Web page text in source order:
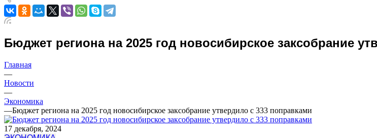
Бюджет региона на 2025 год новосибирское заксобрание
Главная
—
Новости
—
Экономика
—Бюджет региона на 2025 год новосибирское заксобрание утвердило с 333 поправками
17 декабря, 2024